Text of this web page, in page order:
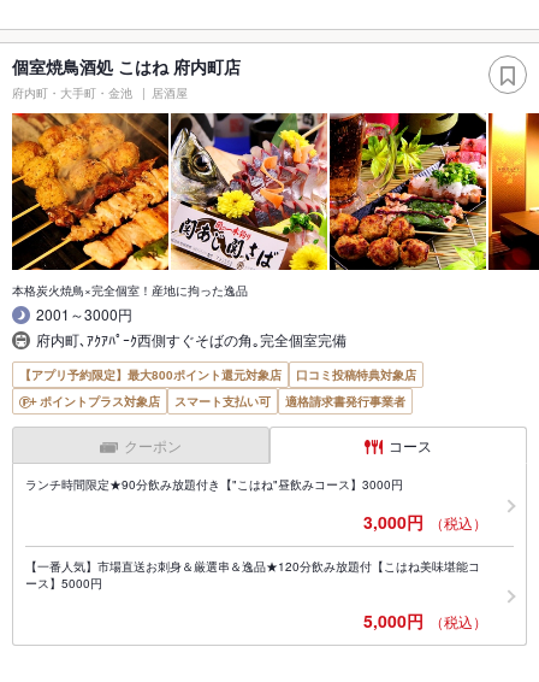
個室焼鳥酒処 こはね 府内町店
府内町・大手町・金池 居酒屋
本格炭火焼鳥×完全個室！産地に拘った逸品
2001～3000円
府内町､ｱｸｱﾊﾟｰｸ西側すぐそばの角｡完全個室完備
【アプリ予約限定】最大800ポイント還元対象店
口コミ投稿特典対象店
ポイントプラス対象店
スマート支払い可 適格請求書発行事業者
クーポン コース
ランチ時間限定★90分飲み放題付き【"こはね"昼飲みコース】3000円
3,000円 （税込）
【一番人気】市場直送お刺身＆厳選串＆逸品★120分飲み放題付【こはね美味堪能コ
ース】5000円
5,000円 （税込）